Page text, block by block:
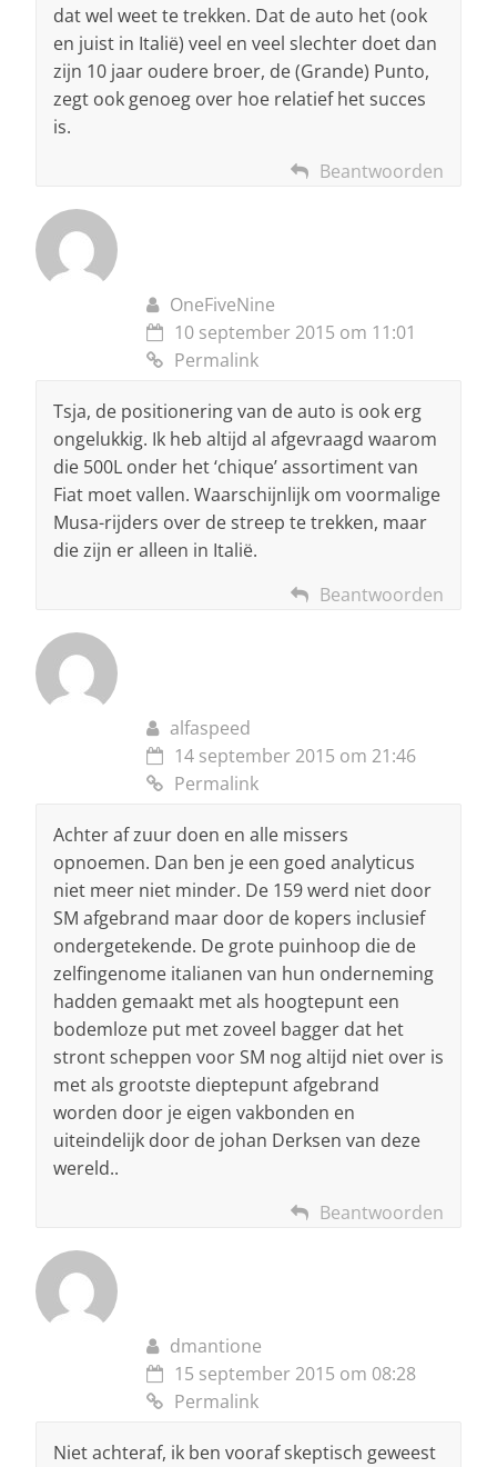
dat wel weet te trekken. Dat de auto het (ook
en juist in Italië) veel en veel slechter doet dan
zijn 10 jaar oudere broer, de (Grande) Punto,
zegt ook genoeg over hoe relatief het succes
is.
Beantwoorden
OneFiveNine
10 september 2015 om 11:01
Permalink
Tsja, de positionering van de auto is ook erg
ongelukkig. Ik heb altijd al afgevraagd waarom
die 500L onder het ‘chique’ assortiment van
Fiat moet vallen. Waarschijnlijk om voormalige
Musa-rijders over de streep te trekken, maar
die zijn er alleen in Italië.
Beantwoorden
alfaspeed
14 september 2015 om 21:46
Permalink
Achter af zuur doen en alle missers
opnoemen. Dan ben je een goed analyticus
niet meer niet minder. De 159 werd niet door
SM afgebrand maar door de kopers inclusief
ondergetekende. De grote puinhoop die de
zelfingenome italianen van hun onderneming
hadden gemaakt met als hoogtepunt een
bodemloze put met zoveel bagger dat het
stront scheppen voor SM nog altijd niet over is
met als grootste dieptepunt afgebrand
worden door je eigen vakbonden en
uiteindelijk door de johan Derksen van deze
wereld..
Beantwoorden
dmantione
15 september 2015 om 08:28
Permalink
Niet achteraf, ik ben vooraf skeptisch geweest